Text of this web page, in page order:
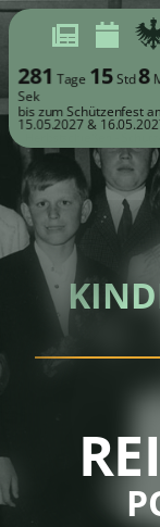
281 Tage 15Std8
Sek
bis zum Schützenfest
15.05.2027 &